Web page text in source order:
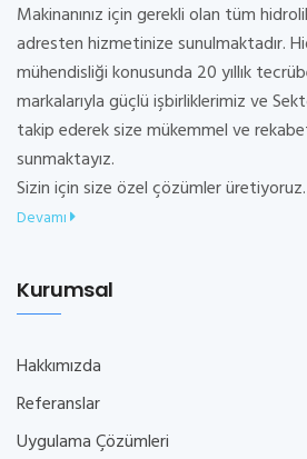
Makinanınız için gerekli olan tüm
adresten hizmetinize sunulmaktadır.
mühendisliği konusunda 20 yıllık
markalarıyla güçlü işbirliklerimiz ve
takip ederek size mükemmel ve
sunmaktayız.
Sizin için size özel çözümler üretiyoruz.
Devamı
Kurumsal
Hakkımızda
Referanslar
Uygulama Çözümleri